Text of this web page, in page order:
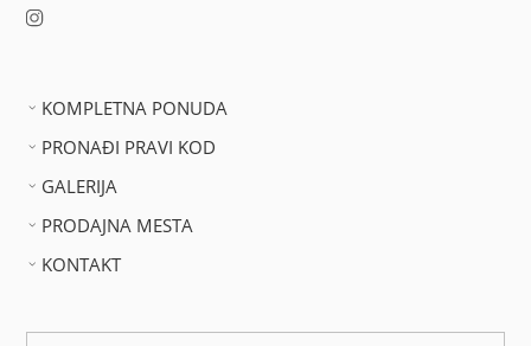
KOMPLETNA PONUDA
PRONAĐI PRAVI KOD
GALERIJA
PRODAJNA MESTA
KONTAKT